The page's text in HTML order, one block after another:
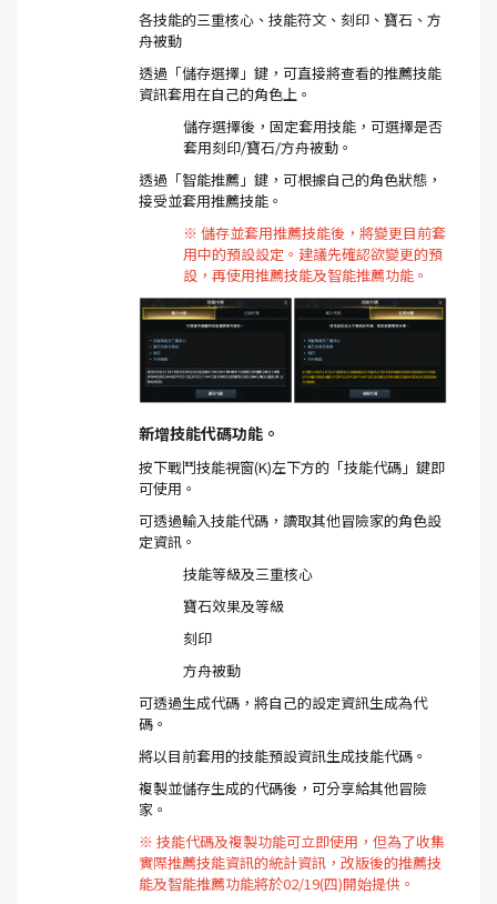
各技能的三重核心、技能符文、刻印、寶石、方
舟被動
透過「儲存選擇」鍵，可直接將查看的推薦技能
資訊套用在自己的角色上。
儲存選擇後，固定套用技能，可選擇是否
套用刻印/寶石/方舟被動。
透過「智能推薦」鍵，可根據自己的角色狀態，
接受並套用推薦技能。
※ 儲存並套用推薦技能後，將變更目前套
用中的預設設定。建議先確認欲變更的預
設，再使用推薦技能及智能推薦功能。
新增技能代碼功能。
按下戰鬥技能視窗(K)左下方的「技能代碼」鍵即
可使用。
可透過輸入技能代碼，讀取其他冒險家的角色設
定資訊。
技能等級及三重核心
寶石效果及等級
刻印
方舟被動
可透過生成代碼，將自己的設定資訊生成為代
碼。
將以目前套用的技能預設資訊生成技能代碼。
複製並儲存生成的代碼後，可分享給其他冒險
家。
※ 技能代碼及複製功能可立即使用，但為了收集
實際推薦技能資訊的統計資訊，改版後的推薦技
能及智能推薦功能將於02/19(四)開始提供。